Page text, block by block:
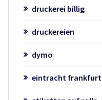
druckerei billig
druckereien
dymo
eintracht frankfurt